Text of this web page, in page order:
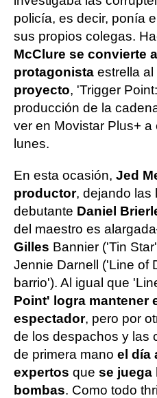
policía, es decir, ponía
sus propios colegas.
McClure se convierte
protagonista estrella al
proyecto, 'Trigger
producción de la
ver en Movistar Plus+
lunes.
En esta ocasión, Jed
productor, dejando las
debutante Daniel
del maestro es
Gilles Bannier ('Tin
Jennie Darnell ('Line of
barrio'). Al igual que
Point' logra mantener
espectador, pero por
de los despachos y las
de primera mano el día
expertos que se juega
bombas. Como todo